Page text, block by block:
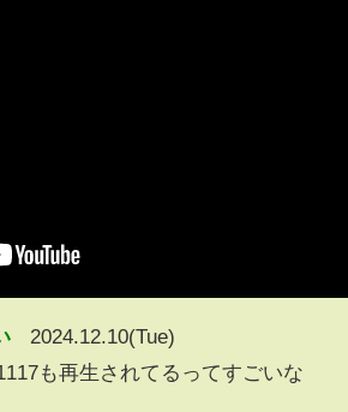
2024.12.10(Tue)
も再生されてるってすごいな